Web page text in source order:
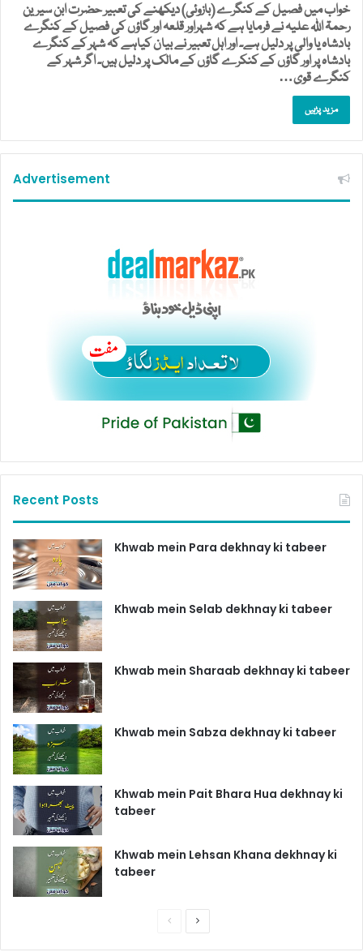
خواب میں فصیل کے کنگرے (بازوئی) دیکھنے کی تعبیر حضرت ابن سیرین
رحمۃ اللہ علیہ نے فرمایا ہے کہ شہراور قلعہ اور گاؤں کی فصیل کے کنگرے
بادشاہ یا والی پر دلیل ہے۔ اور اہل تعبیر نے بیان کیاہے کہ شہر کے کنگرے
بادشاہ پر اور گاؤں کے کنکرے گاؤں کے مالک پر دلیل ہیں۔ اگر شہر کے
کنگرے قوی…
مزید پڑہیں
Advertisement
Recent Posts
Khwab mein Para dekhnay ki tabeer
Khwab mein Selab dekhnay ki tabeer
Khwab mein Sharaab dekhnay ki tabeer
Khwab mein Sabza dekhnay ki tabeer
Khwab mein Pait Bhara Hua dekhnay ki
tabeer
Khwab mein Lehsan Khana dekhnay ki
tabeer